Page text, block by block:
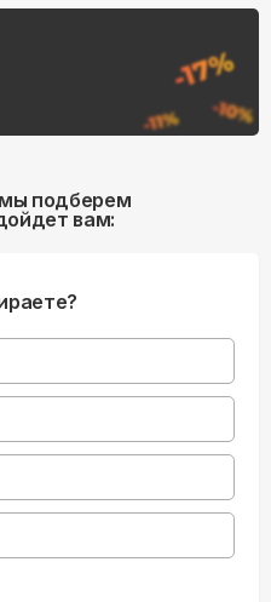
мы подберем
вам: